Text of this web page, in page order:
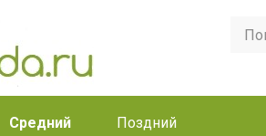
Средний Поздний